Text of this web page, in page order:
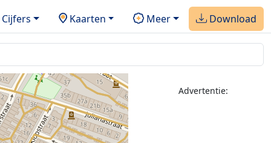
Cijfers Kaarten Meer Download
Advertentie: